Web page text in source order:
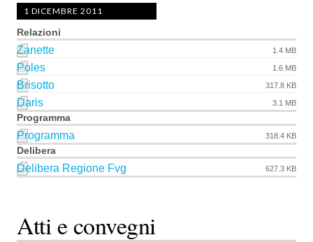
Atti e convegni
1 DICEMBRE 2011
Relazioni
Zanette 1.4 MB
Poles 1.6 MB
Brisotto 317.8 KB
Daris 3.1 MB
Programma
Programma 318.4 KB
Delibera
Delibera Regione Fvg 627.3 KB